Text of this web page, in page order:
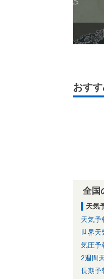
おす
全国
天気
天気予
世界天
気圧予
2週間
長期予